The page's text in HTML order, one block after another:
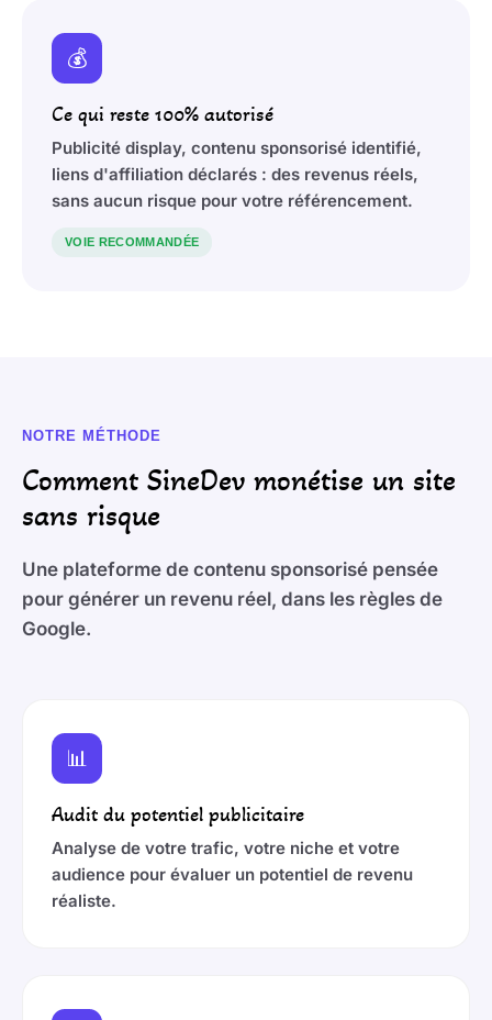
💰
Ce qui reste 100% autorisé
Publicité display, contenu sponsorisé identifié,
liens d'affiliation déclarés : des revenus réels,
sans aucun risque pour votre référencement.
VOIE RECOMMANDÉE
NOTRE MÉTHODE
Comment SineDev monétise un site
sans risque
Une plateforme de contenu sponsorisé pensée
pour générer un revenu réel, dans les règles de
Google.
📊
Audit du potentiel publicitaire
Analyse de votre trafic, votre niche et votre
audience pour évaluer un potentiel de revenu
réaliste.